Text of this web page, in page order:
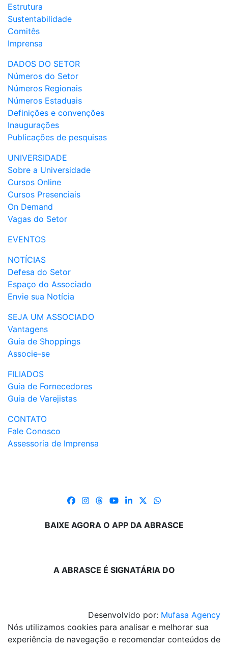
Estrutura
Sustentabilidade
Comitês
Imprensa
DADOS DO SETOR
Números do Setor
Números Regionais
Números Estaduais
Definições e convenções
Inaugurações
Publicações de pesquisas
UNIVERSIDADE
Sobre a Universidade
Cursos Online
Cursos Presenciais
On Demand
Vagas do Setor
EVENTOS
NOTÍCIAS
Defesa do Setor
Espaço do Associado
Envie sua Notícia
SEJA UM ASSOCIADO
Vantagens
Guia de Shoppings
Associe-se
FILIADOS
Guia de Fornecedores
Guia de Varejistas
CONTATO
Fale Conosco
Assessoria de Imprensa
BAIXE AGORA O APP DA ABRASCE
A ABRASCE É SIGNATÁRIA DO
Desenvolvido por: Mufasa Agency
Nós utilizamos cookies para analisar e melhorar sua
experiência de navegação e recomendar conteúdos de